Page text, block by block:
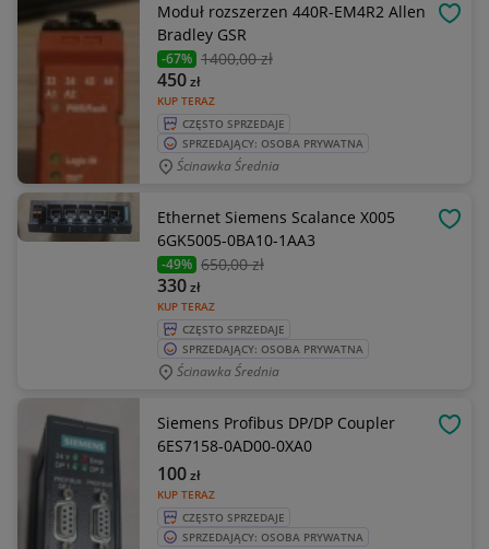
Moduł rozszerzen 440R-EM4R2 Allen
Bradley GSR
-67% 1400,00 zł
KUP TERAZ
450zł
CZĘSTO SPRZEDAJE
SPRZEDAJĄCY: OSOBA PRYWATNA
Ścinawka Średnia
Ethernet Siemens Scalance X005
6GK5005-0BA10-1AA3
-49% 650,00 zł
KUP TERAZ
330zł
CZĘSTO SPRZEDAJE
SPRZEDAJĄCY: OSOBA PRYWATNA
Ścinawka Średnia
Siemens Profibus DP/DP Coupler
6ES7158-0AD00-0XA0
KUP TERAZ
100zł
CZĘSTO SPRZEDAJE
SPRZEDAJĄCY: OSOBA PRYWATNA